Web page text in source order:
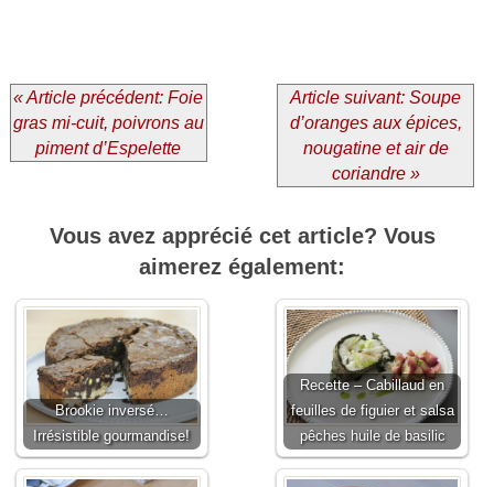
« Article précédent: Foie
gras mi-cuit, poivrons au
piment d’Espelette
Article suivant: Soupe
d’oranges aux épices,
nougatine et air de
coriandre »
Vous avez apprécié cet article? Vous
aimerez également:
Brookie inversé…
Irrésistible gourmandise!
Recette – Cabillaud en
feuilles de figuier et salsa
pêches huile de basilic